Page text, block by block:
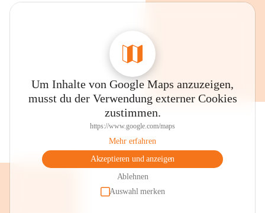
Um Inhalte von Google Maps anzuzeigen,
musst du der Verwendung externer Cookies
zustimmen.
https://www.google.com/maps
Mehr erfahren
Akzeptieren und anzeigen
Ablehnen
Auswahl merken